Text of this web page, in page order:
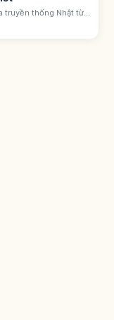
truyền thống Nhật từ
dép, không kéo
beri; mang tất